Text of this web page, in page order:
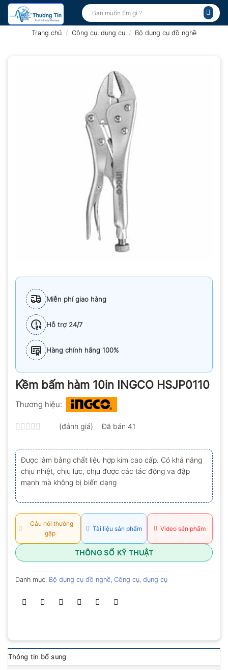
Bỏ
qua
Tìm
kiếm:
Trang chủ / Công cụ, dụng cụ / Bộ dụng cụ đồ nghề
Miễn phí giao hàng
Hỗ trợ 24/7
Hàng chính hãng 100%
Kềm bấm hàm 10in INGCO HSJP0110
Thương hiệu:
xếp
hạng
0.0
5
sao
(đánh giá) Đã bán 41
Được làm bằng chất liệu hợp kim cao cấp. Có khả năng
chịu nhiệt, chịu lực, chịu được các tác động va đập
mạnh mà không bị biến dạng
Câu hỏi thường
gặp
Tài liệu sản phẩm Video sản phẩm
THÔNG SỐ KỸ THUẬT
Danh mục: Bộ dụng cụ đồ nghề, Công cụ, dụng cụ
Thông tin bổ sung